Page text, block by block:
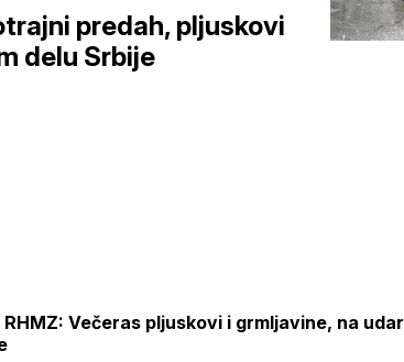
predah, pljuskovi
delu Srbije
Večeras pljuskovi i grmljavine, na